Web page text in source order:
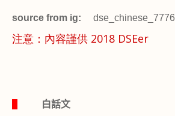
source from ig: dse_chinese_7776
注意：內容謹供 2018 DSEer
白話文